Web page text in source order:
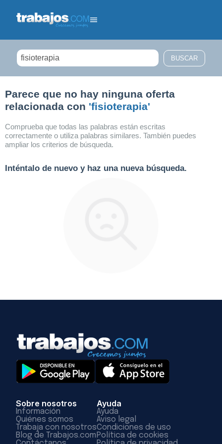
Parece que no hay ninguna oferta
relacionada con 'fisioterapia'
Comprueba que todas las palabras están escritas
correctamente o utiliza palabras similares. También puedes
ampliar los criterios de búsqueda.
Inténtalo de nuevo y haz una nueva búsqueda.
Sobre nosotros
Información
Quiénes somos
Trabaja con nosotros
Blog de Trabajos.com
Ayuda
Ayuda
Aviso legal
Condiciones de uso
Política de cookies